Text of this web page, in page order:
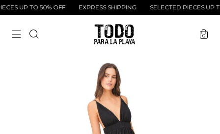
UP TO 50% OFF EXPRESS SHIPPING SELECTED PIECES UP
0